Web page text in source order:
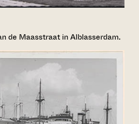
de Maasstraat in Alblasserdam.